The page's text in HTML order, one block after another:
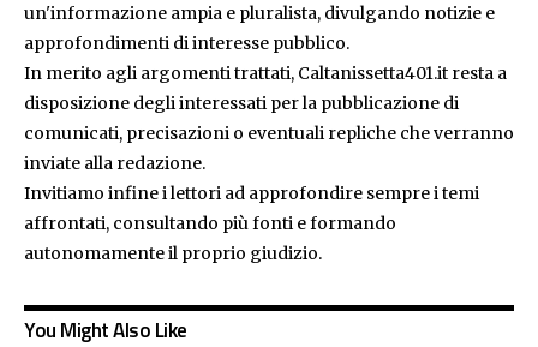
un'informazione ampia e pluralista, divulgando notizie e
approfondimenti di interesse pubblico.
In merito agli argomenti trattati, Caltanissetta401.it resta a
disposizione degli interessati per la pubblicazione di
comunicati, precisazioni o eventuali repliche che verranno
inviate alla redazione.
Invitiamo infine i lettori ad approfondire sempre i temi
affrontati, consultando più fonti e formando
autonomamente il proprio giudizio.
You Might Also Like